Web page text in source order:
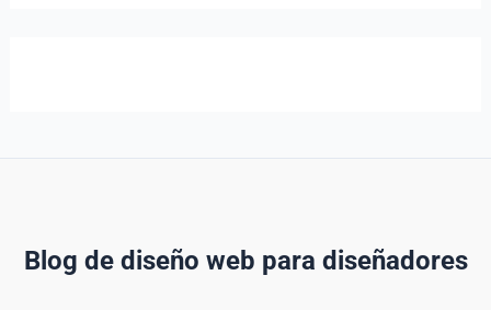
Blog de diseño web para diseñadores